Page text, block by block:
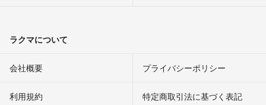
ラクマについて
会社概要 プライバシーポリシー
利用規約 特定商取引法に基づく表記